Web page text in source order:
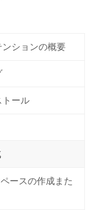
ションの概要
トール
ースの作成また